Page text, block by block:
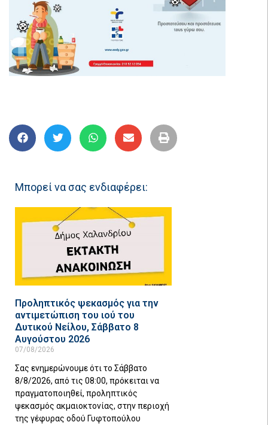
Μπορεί να σας ενδιαφέρει:
Προληπτικός ψεκασμός για την
αντιμετώπιση του ιού του
Δυτικού Νείλου, Σάββατο 8
Αυγούστου 2026
07/08/2026
Σας ενημερώνουμε ότι το Σάββατο
8/8/2026, από τις 08:00, πρόκειται να
πραγματοποιηθεί, προληπτικός
ψεκασμός ακμαιοκτονίας, στην περιοχή
της γέφυρας οδού Γυφτοπούλου